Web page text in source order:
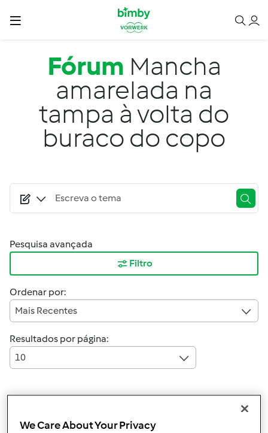
Passar para o conteúdo principal
Fórum Mancha
amarelada na
tampa à volta do
buraco do copo
Pesquisa avançada
Filtro
Ordenar por:
Mais Recentes
Resultados por página:
10
Última entrada
We Care About Your Privacy